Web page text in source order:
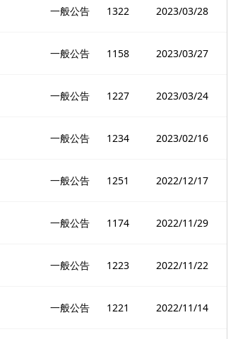
一般公告 1322 2023/03/28
一般公告 1158 2023/03/27
一般公告 1227 2023/03/24
一般公告 1234 2023/02/16
一般公告 1251 2022/12/17
一般公告 1174 2022/11/29
一般公告 1223 2022/11/22
一般公告 1221 2022/11/14